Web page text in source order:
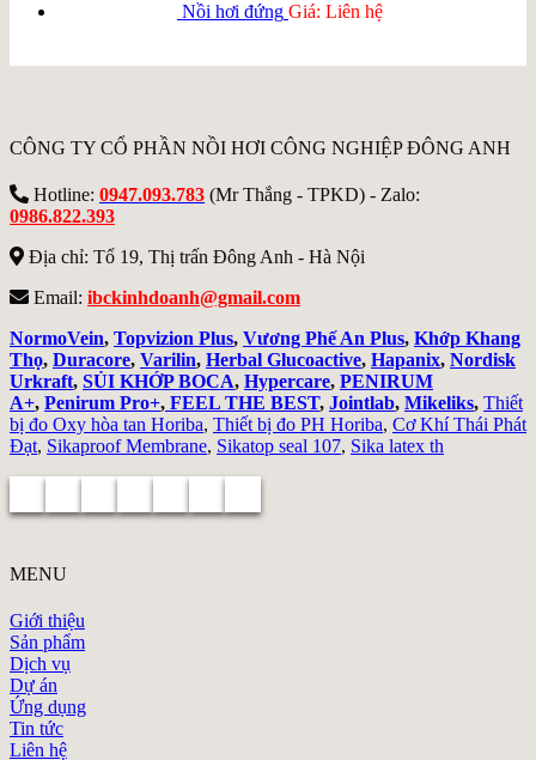
Nồi hơi đứng Giá: Liên hệ
CÔNG TY CỔ PHẦN NỒI HƠI CÔNG NGHIỆP ĐÔNG ANH
Hotline: 0947.093.783 (Mr Thắng - TPKD) - Zalo:
0986.822.393
Địa chỉ: Tổ 19, Thị trấn Đông Anh - Hà Nội
Email: ibckinhdoanh@gmail.com
NormoVein, Topvizion Plus, Vương Phế An Plus, Khớp Khang
Thọ, Duracore, Varilin, Herbal Glucoactive, Hapanix, Nordisk
Urkraft, SỦI KHỚP BOCA, Hypercare, PENIRUM
A+, Penirum Pro+, FEEL THE BEST, Jointlab, Mikeliks, Thiết
bị đo Oxy hòa tan Horiba, Thiết bị đo PH Horiba, Cơ Khí Thái Phát
Đạt, Sikaproof Membrane, Sikatop seal 107, Sika latex th
MENU
Giới thiệu
Sản phẩm
Dịch vụ
Dự án
Ứng dụng
Tin tức
Liên hệ